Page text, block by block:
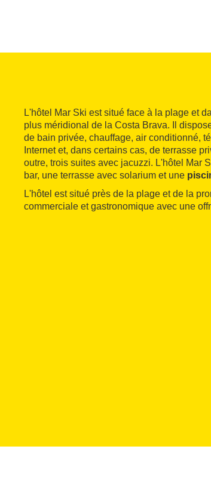
L'hôtel Mar Ski est situé face à la plage et
plus méridional de la Costa Brava. Il
de bain privée, chauffage, air conditionné,
Internet et, dans certains cas, de terrasse
outre, trois suites avec jacuzzi. L'hôtel Mar
bar, une terrasse avec solarium et une
L'hôtel est situé près de la plage et de la
commerciale et gastronomique avec une